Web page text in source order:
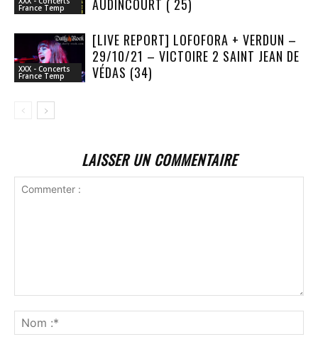
France Temp AUDINCOURT ( 25)
XXX - Concerts
France Temp
[LIVE REPORT] LOFOFORA + VERDUN –
29/10/21 – VICTOIRE 2 SAINT JEAN DE
VÉDAS (34)
LAISSER UN COMMENTAIRE